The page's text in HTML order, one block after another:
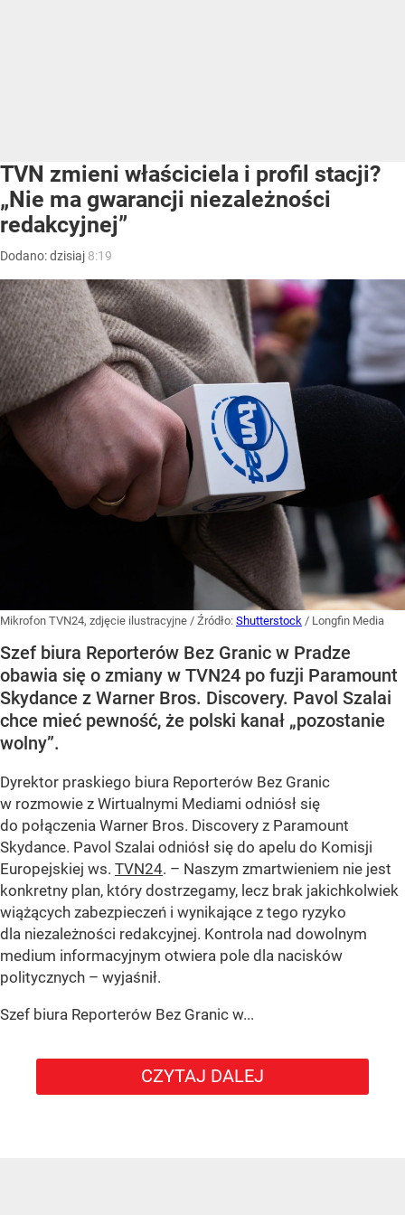
TVN zmieni właściciela i profil stacji?
„Nie ma gwarancji niezależności
redakcyjnej”
Dodano:dzisiaj 8:19
Mikrofon TVN24, zdjęcie ilustracyjne / Źródło: Shutterstock / Longfin Media
Szef biura Reporterów Bez Granic w Pradze
obawia się o zmiany w TVN24 po fuzji Paramount
Skydance z Warner Bros. Discovery. Pavol Szalai
chce mieć pewność, że polski kanał „pozostanie
wolny”.
Dyrektor praskiego biura Reporterów Bez Granic
w rozmowie z Wirtualnymi Mediami odniósł się
do połączenia Warner Bros. Discovery z Paramount
Skydance. Pavol Szalai odniósł się do apelu do Komisji
Europejskiej ws. TVN24. – Naszym zmartwieniem nie jest
konkretny plan, który dostrzegamy, lecz brak jakichkolwiek
wiążących zabezpieczeń i wynikające z tego ryzyko
dla niezależności redakcyjnej. Kontrola nad dowolnym
medium informacyjnym otwiera pole dla nacisków
politycznych – wyjaśnił.
Szef biura Reporterów Bez Granic w...
CZYTAJ DALEJ